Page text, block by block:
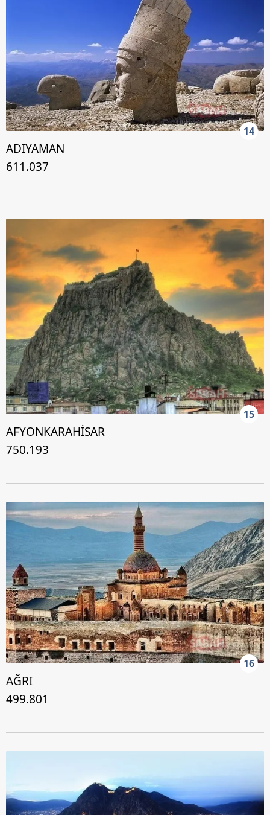
14
ADIYAMAN
611.037
15
AFYONKARAHİSAR
750.193
16
AĞRI
499.801